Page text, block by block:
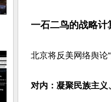
一石二鸟的战略计
北京将反美网络舆论
对内：凝聚民族主义